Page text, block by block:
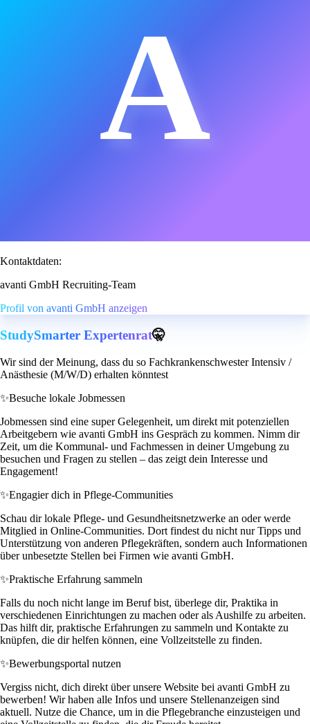
A
Kontaktdaten:
avanti GmbH Recruiting-Team
Profil von avanti GmbH anzeigen
StudySmarter Expertenrat🤫
Wir sind der Meinung, dass du so Fachkrankenschwester Intensiv /
Anästhesie (M/W/D) erhalten könntest
✨Besuche lokale Jobmessen
Jobmessen sind eine super Gelegenheit, um direkt mit potenziellen
Arbeitgebern wie avanti GmbH ins Gespräch zu kommen. Nimm dir
Zeit, um die Kommunal- und Fachmessen in deiner Umgebung zu
besuchen und Fragen zu stellen – das zeigt dein Interesse und
Engagement!
✨Engagier dich in Pflege-Communities
Schau dir lokale Pflege- und Gesundheitsnetzwerke an oder werde
Mitglied in Online-Communities. Dort findest du nicht nur Tipps und
Unterstützung von anderen Pflegekräften, sondern auch Informationen
über unbesetzte Stellen bei Firmen wie avanti GmbH.
✨Praktische Erfahrung sammeln
Falls du noch nicht lange im Beruf bist, überlege dir, Praktika in
verschiedenen Einrichtungen zu machen oder als Aushilfe zu arbeiten.
Das hilft dir, praktische Erfahrungen zu sammeln und Kontakte zu
knüpfen, die dir helfen können, eine Vollzeitstelle zu finden.
✨Bewerbungsportal nutzen
Vergiss nicht, dich direkt über unsere Website bei avanti GmbH zu
bewerben! Wir haben alle Infos und unsere Stellenanzeigen sind
aktuell. Nutze die Chance, um in die Pflegebranche einzusteigen und